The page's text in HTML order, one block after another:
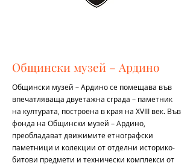
Общински музей – Ардино
Общински музей – Ардино се помещава във
впечатляваща двуетажна сграда – паметник
на културата, построена в края на XVIII век. Във
фонда на Общински музей – Ардино,
преобладават движимите етнографски
паметници и колекции от отделни историко-
битови предмети и технически комплекси от